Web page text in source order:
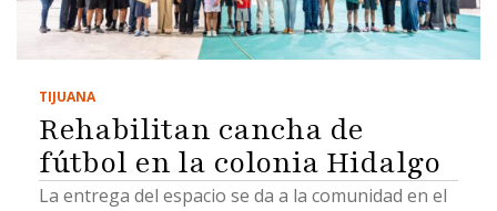
TIJUANA
Rehabilitan cancha de
fútbol en la colonia Hidalgo
La entrega del espacio se da a la comunidad en el